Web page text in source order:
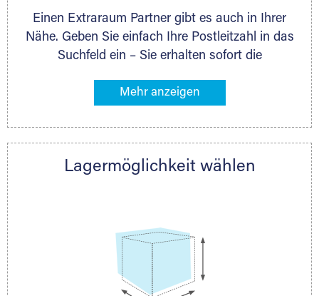
Einen Extraraum Partner gibt es auch in Ihrer
Nähe. Geben Sie einfach Ihre Postleitzahl in das
Suchfeld ein – Sie erhalten sofort die
Lagermöglichkeiten in Ihrer Nähe. An zahlreichen
direkt online mieten. Gibt es Extraraum noch
nächstgelegenen Partner und besprechen alles
Lagermöglichkeit wählen